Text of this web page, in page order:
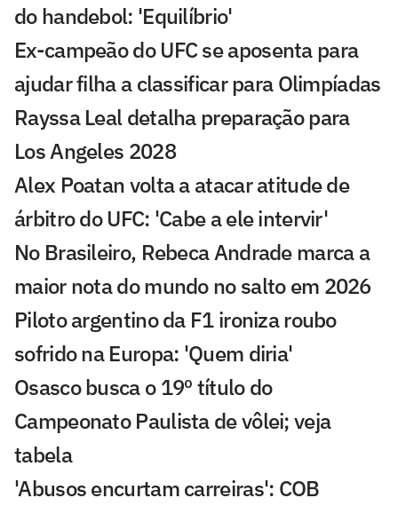
do handebol: 'Equilíbrio'
Ex-campeão do UFC se aposenta para
ajudar filha a classificar para Olimpíadas
Rayssa Leal detalha preparação para
Los Angeles 2028
Alex Poatan volta a atacar atitude de
árbitro do UFC: 'Cabe a ele intervir'
No Brasileiro, Rebeca Andrade marca a
maior nota do mundo no salto em 2026
Piloto argentino da F1 ironiza roubo
sofrido na Europa: 'Quem diria'
Osasco busca o 19º título do
Campeonato Paulista de vôlei; veja
tabela
'Abusos encurtam carreiras': COB